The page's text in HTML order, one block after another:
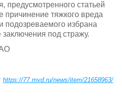
предусмотренного статьей
тяжкого вреда
избрана
под стражу.
https://77.mvd.ru/news/item/21658963/